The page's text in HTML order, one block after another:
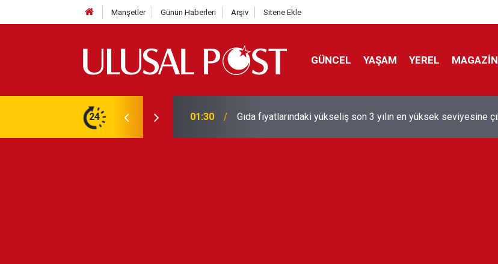
Manşetler Günün Haberleri Arşiv Sitene Ekle
GÜNCEL YAŞAM YEREL MAGAZİN
24
en yüksek seviyesine çıktı 01:26 Galatasaray'dan sekiz kişi hakkında savcılığa suç duyurusu